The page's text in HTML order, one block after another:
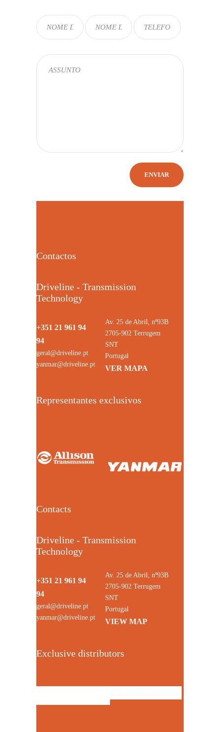
Contactos
Driveline - Transmission
Technology
+351 21 961 94
94
geral@driveline.pt
yanmar@driveline.pt
Av. 25 de Abril, nº93B
2705-902 Terrugem
SNT
Portugal
VER MAPA
Representantes exclusivos
Contacts
Driveline - Transmission
Technology
+351 21 961 94
94
geral@driveline.pt
yanmar@driveline.pt
Av. 25 de Abril, nº93B
2705-902 Terrugem
SNT
Portugal
VIEW MAP
Exclusive distributors